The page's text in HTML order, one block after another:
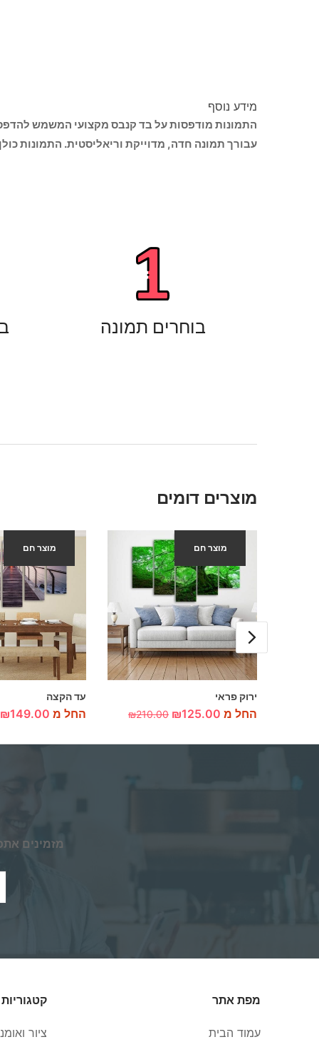
מידע נוסף
התמונות מודפסות על בד קנבס מקצועי המשמש
עבורך תמונה חדה, מדוייקת וריאליסטית. התמונות
בוחרים תמונה
מוצרים דומים
-40%
עד הקצה
החל מ ₪149.00
מוצר חם -40%
ירוק פראי
החל מ ₪125.00
₪210.00
מוצר חם
מזמינים
מפת אתר
עמוד הבית ציור